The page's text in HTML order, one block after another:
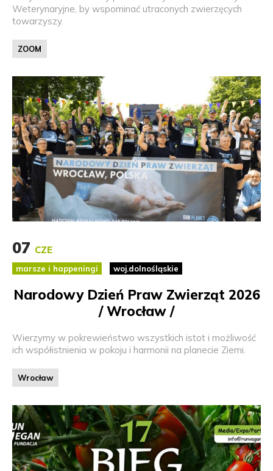
Weterynaryjne, by wspominać utraconych zwierzęcych
towarzyszy.
ZOOM
07 CZE
marsze i happeningi woj.dolnośląskie
Narodowy Dzień Praw Zwierząt 2026
/ Wrocław /
Wierzymy w pokrewieństwo wszystkich istot i możliwość
ich współistnienia w pokoju i harmonii na planecie Ziemi.
Wrocław